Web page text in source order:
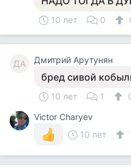
10 лет 0
ДА Дмитрий Арутунян
бред сивой
10 лет 1
Victor Charyev
10 лет